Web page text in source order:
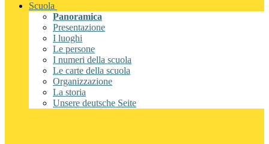
Scuola
Panoramica
Presentazione
I luoghi
Le persone
I numeri della scuola
Le carte della scuola
Organizzazione
La storia
Unsere deutsche Seite